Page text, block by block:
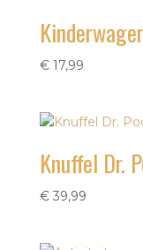
€17,99
Knuffel Dr.
€39,99